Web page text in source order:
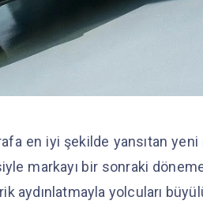
en iyi şekilde yansıtan yeni
markayı bir sonraki
aydınlatmayla yolcuları